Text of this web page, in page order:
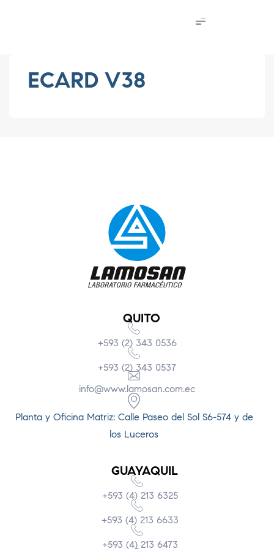
ECARD V38
QUITO
+593 (2) 343 0536
+593 (2) 343 0537
info@www.lamosan.com.ec
Planta y Oficina Matriz: Calle Paseo del Sol S6-574 y de
los Luceros
GUAYAQUIL
+593 (4) 213 6325
+593 (4) 213 6633
+593 (4) 213 6473